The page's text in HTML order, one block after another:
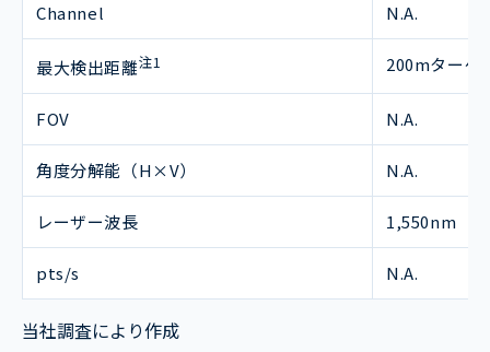
Channel N.A.
最大検出距離注1 200mターゲ
FOV N.A.
角度分解能（H×V） N.A.
レーザー波長 1,550nm
pts/s N.A.
当社調査により作成